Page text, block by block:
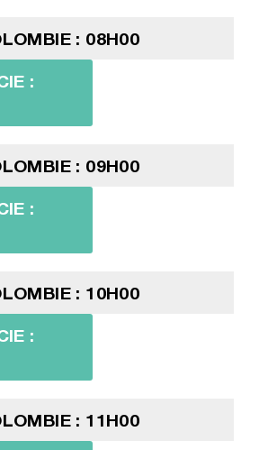
: 08H00
:
: 09H00
:
: 10H00
:
: 11H00